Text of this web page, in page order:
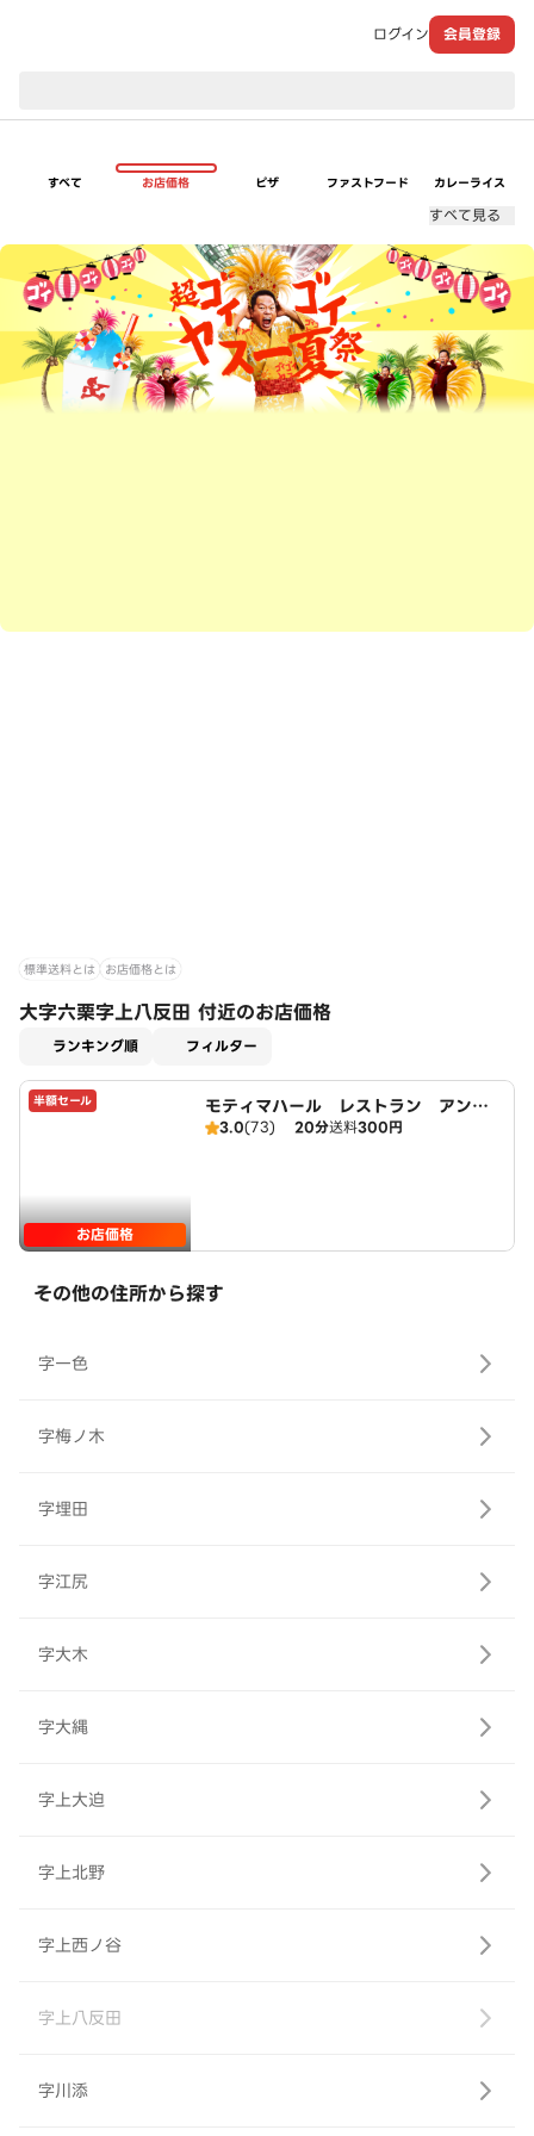
ログイン 会員登録
すべて お店価格 ピザ ファストフード カレーライス
すべて見る
超ゴイゴイヤスー夏祭
標準送料とは お店価格とは
大字六栗字上八反田 付近のお店価格
ランキング順 フィルター
半額セール
お店価格
モティマハール レストラン アンド
バー
3.0(73) 20分送料300円
その他の住所から探す
字一色
字梅ノ木
字埋田
字江尻
字大木
字大縄
字上大迫
字上北野
字上西ノ谷
字上八反田
字川添